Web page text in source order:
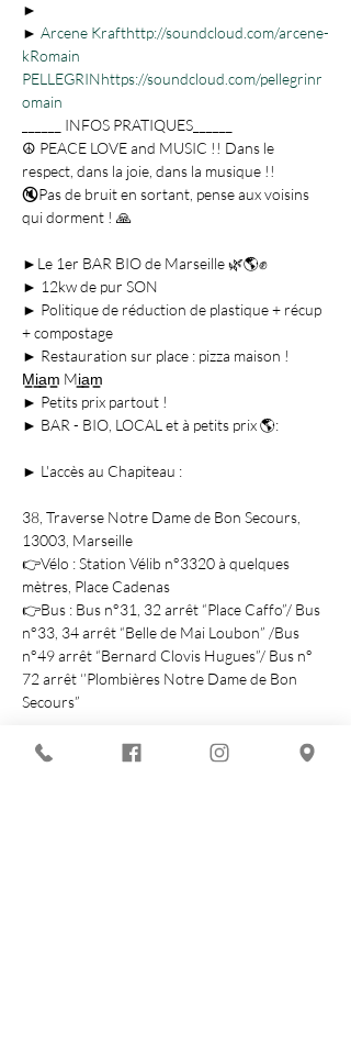
►
► Arcene Krafthttp://soundcloud.com/arcene-
kRomain
PELLEGRINhttps://soundcloud.com/pellegrinr
omain
______ INFOS PRATIQUES______
☮️ PEACE LOVE and MUSIC !! Dans le
respect, dans la joie, dans la musique !!
🔇Pas de bruit en sortant, pense aux voisins
►Le 1er BAR BIO de Marseille 🌿🌎✊
► 12kw de pur SON
► Politique de réduction de plastique + récup
+ compostage
► Restauration sur place : pizza maison !
M͇i͇a͇m͇ Mi͇a͇m͇
► Petits prix partout !
38, Traverse Notre Dame de Bon Secours,
13003, Marseille
👉Vélo : Station Vélib n°3320 à quelques
mètres, Place Cadenas
👉Bus : Bus n°31, 32 arrêt “Place Caffo”/ Bus
n°33, 34 arrêt “Belle de Mai Loubon” /Bus
n°49 arrêt “Bernard Clovis Hugues”/ Bus n°
72 arrêt ‘’Plombières Notre Dame de Bon
Show More